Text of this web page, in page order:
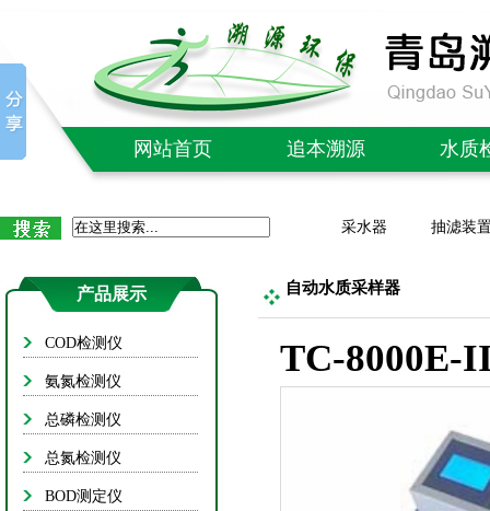
网站首页 追本溯源
企业文化
质量售后
成功案例
水质
氨氮检
BOD测
红外/紫外
抽滤
采水器 抽滤装
产品展示
COD检测仪
氨氮检测仪
总磷检测仪
总氮检测仪
BOD测定仪
自动水质采样器
TC-8000E-